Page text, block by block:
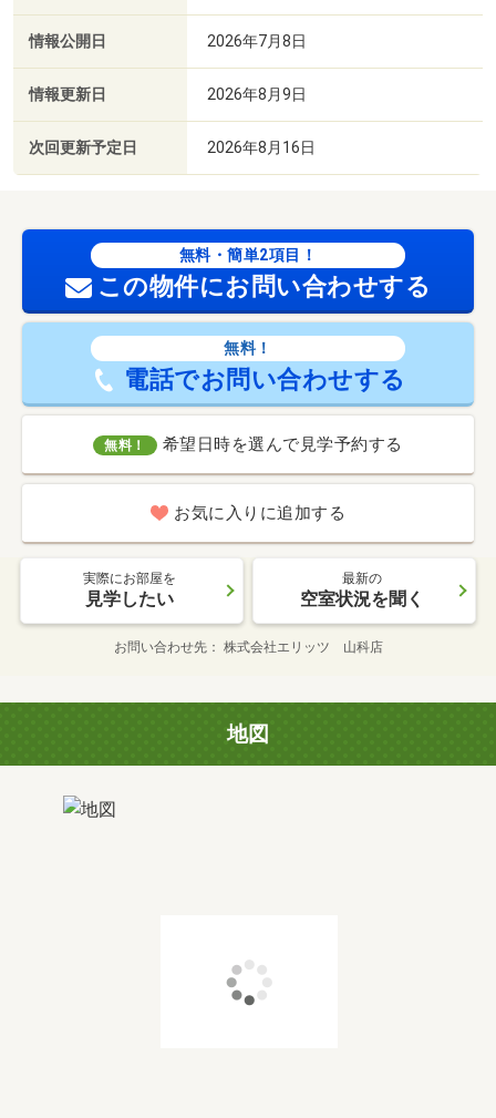
情報公開日 2026年7月8日
情報更新日 2026年8月9日
次回更新予定日 2026年8月16日
無料・簡単2項目！
この物件にお問い合わせする
無料！
電話でお問い合わせする
無料！ 希望日時を選んで見学予約する
お気に入りに追加する
実際にお部屋を
見学したい
最新の
空室状況を聞く
お問い合わせ先 株式会社エリッツ 山科店
地図